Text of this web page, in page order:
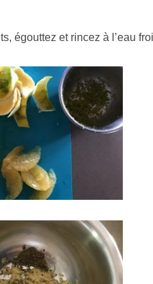
égouttez et rincez à l’eau